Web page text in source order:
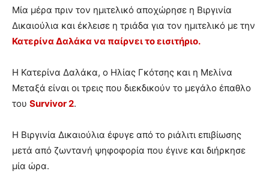
Μία μέρα πριν τον ημιτελικό αποχώρησε η Βιργινία
Δικαιούλια και έκλεισε η τριάδα για τον ημιτελικό με την
Κατερίνα Δαλάκα να παίρνει το εισιτήριο.
Η Κατερίνα Δαλάκα, ο Ηλίας Γκότσης και η Μελίνα
Μεταξά είναι οι τρεις που διεκδικούν το μεγάλο έπαθλο
του Survivor 2.
Η Βιργινία Δικαιούλια έφυγε από το ριάλιτι επιβίωσης
μετά από ζωντανή ψηφοφορία που έγινε και διήρκησε
μία ώρα.